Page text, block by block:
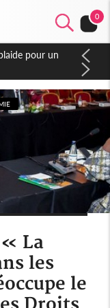
0
La
les
le